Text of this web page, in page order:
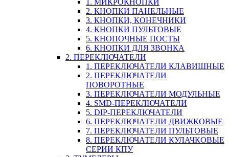
1. МИКРОКНОПКИ
2. КНОПКИ ПАНЕЛЬНЫЕ
3. КНОПКИ, КОНЕЧНИКИ
4. КНОПКИ ПУЛЬТОВЫЕ
5. КНОПОЧНЫЕ ПОСТЫ
6. КНОПКИ ДЛЯ ЗВОНКА
2. ПЕРЕКЛЮЧАТЕЛИ
1. ПЕРЕКЛЮЧАТЕЛИ КЛАВИШНЫЕ
2. ПЕРЕКЛЮЧАТЕЛИ
ПОВОРОТНЫЕ
3. ПЕРЕКЛЮЧАТЕЛИ МОДУЛЬНЫЕ
4. SMD-ПЕРЕКЛЮЧАТЕЛИ
5. DIP-ПЕРЕКЛЮЧАТЕЛИ
6. ПЕРЕКЛЮЧАТЕЛИ ДВИЖКОВЫЕ
7. ПЕРЕКЛЮЧАТЕЛИ ПУЛЬТОВЫЕ
8. ПЕРЕКЛЮЧАТЕЛИ КУЛАЧКОВЫЕ
СЕРИИ КПУ